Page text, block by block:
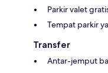
Parkir valet
Tempat parkir
Transfer
Antar-jemput